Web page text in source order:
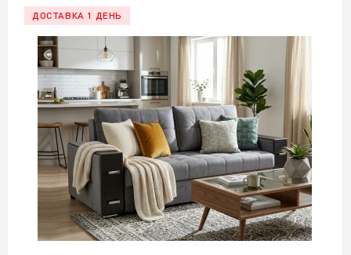
ДОСТАВКА 1 ДЕНЬ